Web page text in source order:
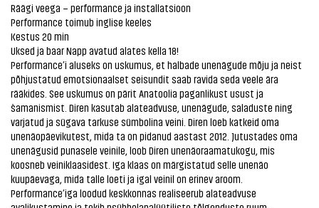
Räägi veega – performance ja installatsioon
Performance toimub inglise keeles
Kestus 20 min
Uksed ja baar Napp avatud alates kella 18!
Performance’i aluseks on uskumus, et halbade unenägude mõju ja neist
põhjustatud emotsionaalset seisundit saab ravida seda veele ära
rääkides. See uskumus on pärit Anatoolia paganlikust usust ja
šamanismist. Diren kasutab alateadvuse, unenägude, saladuste ning
varjatud ja sügava tarkuse sümbolina veini. Diren loeb katkeid oma
unenäopäevikutest, mida ta on pidanud aastast 2012. Jutustades oma
unenägusid punasele veinile, loob Diren unenäoraamatukogu, mis
koosneb veiniklaasidest. Iga klaas on märgistatud selle unenäo
kuupäevaga, mida talle loeti ja igal veinil on erinev aroom.
Performance’iga loodud keskkonnas realiseerub alateadvuse